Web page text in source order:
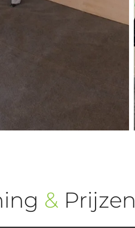
& Prijzen